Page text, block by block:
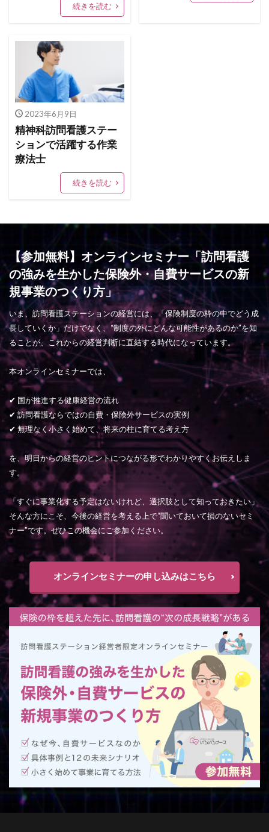
続きを読む
2023年6月9日
精神科訪問看護ステー
ションで活躍する作業
療法士
続きを読む
【参加無料】オンラインセミナー「訪問看護
の強みを生かした保険外・自費サービスの新
規事業のつくり方」
いま、訪問看護ステーションの経営には、「保険制度の枠の中でどう成
長していくか」だけでなく、“制度の外にどんな可能性があるのか”を知
ることが、これからの経営判断に直結する時代になっています。
本オンラインセミナーでは、
✔ 国が推進する健康経営の流れ
✔ 訪問看護ならではの自費・保険外サービスの実例
✔ 無理なく小さく始めて、将来の柱に育てる考え方
を、明日からの経営のヒントにつながる形でわかりやすくお伝えしま
す。
「すぐに事業化する予定はないけれど、選択肢として知っておきたい」
そんな方にこそ、今後の経営を考える上で“聞いておいて損のないセミ
ナー”です。ぜひこの機会にご参加ください。
オンラインセミナーの申し込みはこちら